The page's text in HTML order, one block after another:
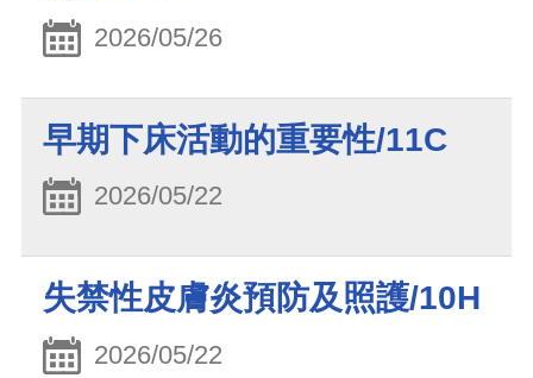
2026/05/26
早期下床活動的重要性/11C
2026/05/22
失禁性皮膚炎預防及照護/10H
2026/05/22